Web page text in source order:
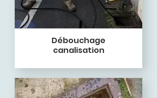
Débouchage
canalisation